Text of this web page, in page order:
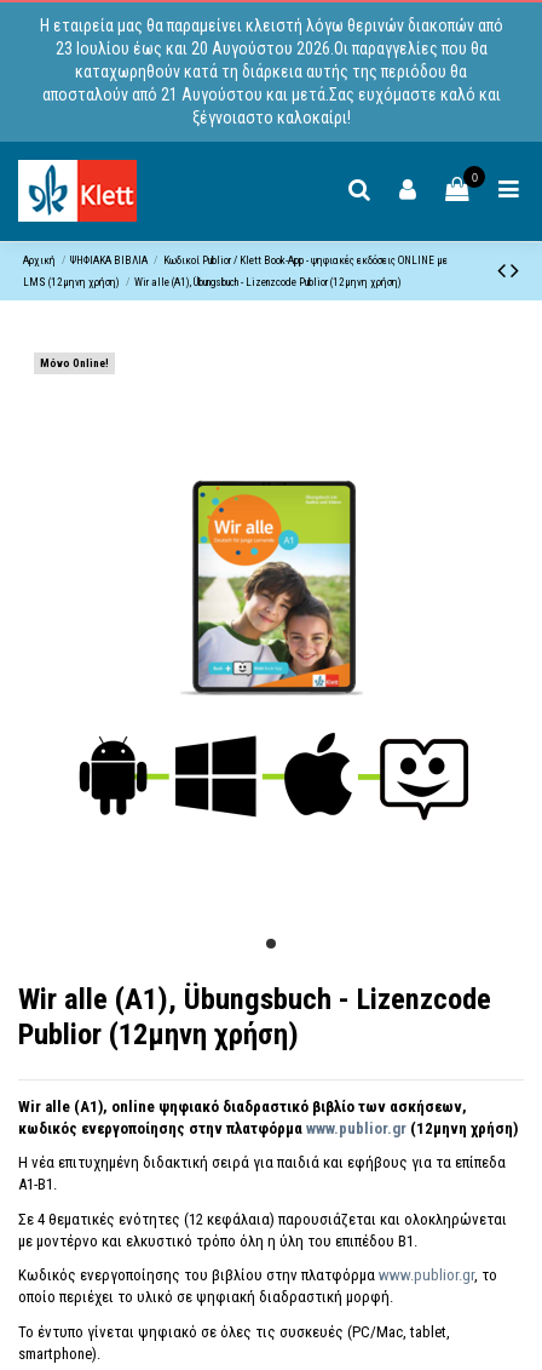
Η εταιρεία μας θα παραμείνει κλειστή λόγω θερινών διακοπών από
23 Ιουλίου έως και 20 Αυγούστου 2026.Οι παραγγελίες που θα
καταχωρηθούν κατά τη διάρκεια αυτής της περιόδου θα
αποσταλούν από 21 Αυγούστου και μετά.Σας ευχόμαστε καλό και
ξέγνοιαστο καλοκαίρι!
0
Αρχική ΨΗΦΙΑΚΑ ΒΙΒΛΙΑ
Κωδικoί Publior / Klett Book-App - ψηφιακές εκδόσεις ONLINE με
LMS (12μηνη χρήση)
Wir alle (A1), Übungsbuch - Lizenzcode Publior (12μηνη χρήση)
Μόνο Online!
Wir alle (A1), Übungsbuch - Lizenzcode
Publior (12μηνη χρήση)
Wir alle (A1), οnline ψηφιακό διαδραστικό βιβλίο των ασκήσεων,
κωδικός ενεργοποίησης στην πλατφόρμα www.publior.gr (12μηνη χρήση)
Η νέα επιτυχημένη διδακτική σειρά για παιδιά και εφήβους για τα επίπεδα
Α1-Β1.
Σε 4 θεματικές ενότητες (12 κεφάλαια) παρουσιάζεται και ολοκληρώνεται
με μοντέρνο και ελκυστικό τρόπο όλη η ύλη του επιπέδου Β1.
Κωδικός ενεργοποίησης του βιβλίου στην πλατφόρμα www.publior.gr, το
οποίο περιέχει το υλικό σε ψηφιακή διαδραστική μορφή.
Το έντυπο γίνεται ψηφιακό σε όλες τις συσκευές (PC/Mac, tablet,
smartphone).